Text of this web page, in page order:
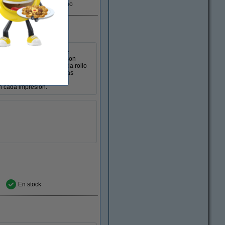
En almacén externo
a la tecnología de
55 gramos, los recibos son
seguridad a diario. Cada rollo
perfectos para diversas
cada impresión.
En stock